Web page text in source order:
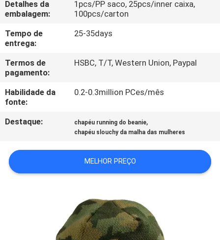
NOS
NOTÍCIA
CASOS
DO
PRIVACY
Detalhes da
embalagem:
1pcs/PP saco, 25pcs/inner caixa,
100pcs/carton
Tempo de
entrega:
25-35days
Termos de
pagamento:
HSBC, T/T, Western Union, Paypal
Habilidade da
fonte:
0.2-0.3million PCes/mês
Destaque: chapéu running do beanie,
chapéu slouchy da malha das mulheres
MELHOR PREÇO